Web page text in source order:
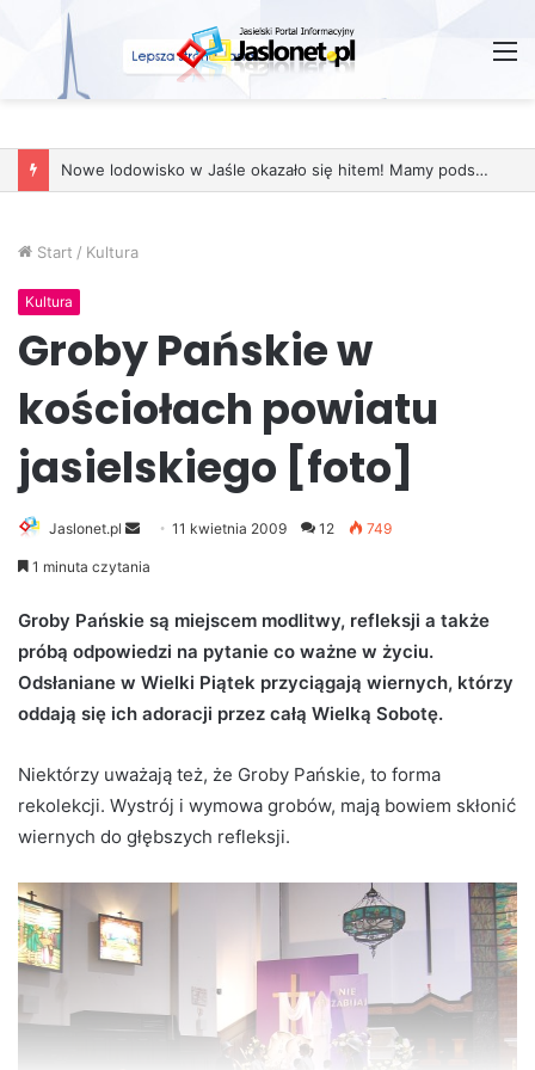
Nowe lodowisko w Jaśle okazało się hitem! Mamy podsumowanie sezonu
Start / Kultura
Kultura
Groby Pańskie w
kościołach powiatu
jasielskiego [foto]
Jaslonet.pl
e
d
a
n
i
l
11 kwietnia 2009 12 749
1 minuta czytania
Groby Pańskie są miejscem modlitwy, refleksji a także
próbą odpowiedzi na pytanie co ważne w życiu.
Odsłaniane w Wielki Piątek przyciągają wiernych, którzy
oddają się ich adoracji przez całą Wielką Sobotę.
Niektórzy uważają też, że Groby Pańskie, to forma
rekolekcji. Wystrój i wymowa grobów, mają bowiem skłonić
wiernych do głębszych refleksji.